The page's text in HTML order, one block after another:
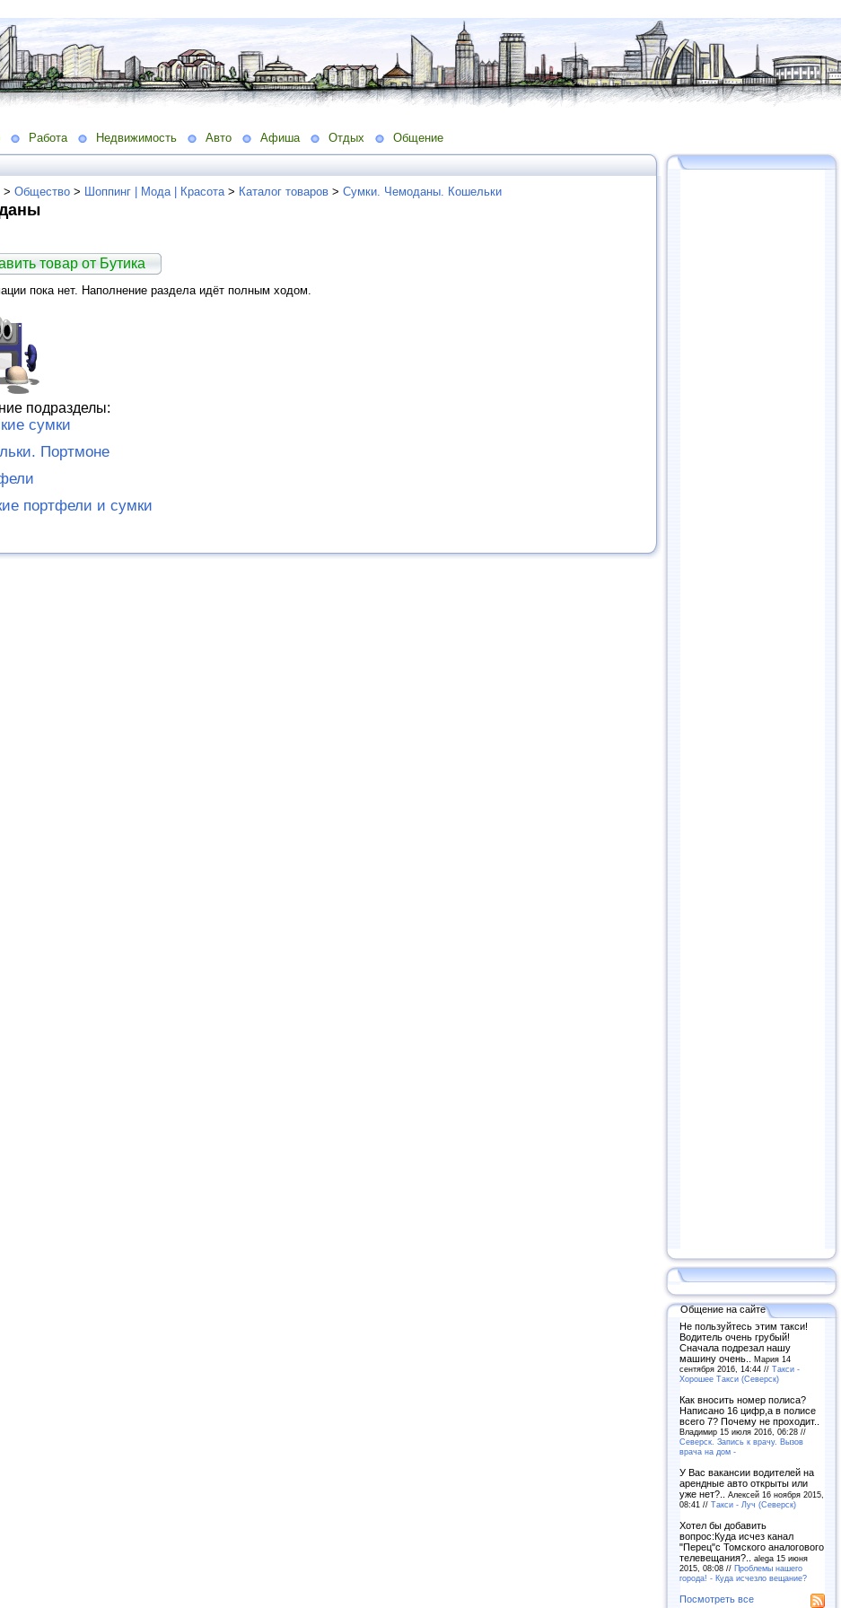
Работа Недвижимость Авто Афиша Отдых Общение
> Общество > Шоппинг | Мода | Красота > Каталог товаров > Сумки. Чемоданы. Кошельки
товар от Бутика
пока нет. Наполнение раздела идёт полным ходом.
подразделы:
сумки
Портмоне
портфели и сумки
Общение на сайте
Не пользуйтесь этим такси!
Водитель очень грубый!
Сначала подрезал нашу
машину очень.. Мария 14
сентября 2016, 14:44 // Такси -
Хорошее Такси (Северск)
Как вносить номер полиса?
Написано 16 цифр,а в полисе
всего 7? Почему не проходит..
Владимир 15 июля 2016, 06:28 //
Северск. Запись к врачу. Вызов
врача на дом -
У Вас вакансии водителей на
арендные авто открыты или
уже нет?.. Алексей 16 ноября 2015,
08:41 // Такси - Луч (Северск)
Хотел бы добавить
вопрос:Куда исчез канал
"Перец"с Томского аналогового
телевещания?.. alega 15 июня
2015, 08:08 // Проблемы нашего
города! - Куда исчезло вещание?
Посмотреть все